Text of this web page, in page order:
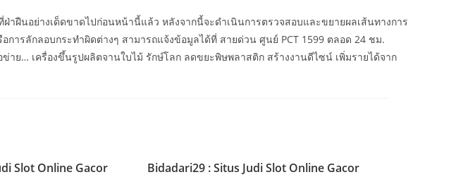
ฝืนอย่างเด็ดขาดไปก่อนหน้านี้แล้ว หลังจากนี้จะดำเนินการตรวจสอบและขยายผลเส้นทางการ
ารลักลอบกระทำผิดต่างๆ สามารถแจ้งข้อมูลได้ที่ สายด่วน ศูนย์ PCT 1599 ตลอด 24 ชม.
ย… เครื่องขึ้นรูปผลิตจานใบไม้ รักษ์โลก ลดขยะพิษพลาสติก สร้างงานดีไซน์ เพิ่มรายได้จาก
Slot Online Gacor
Bidadari29 : Situs Judi Slot Online Gacor